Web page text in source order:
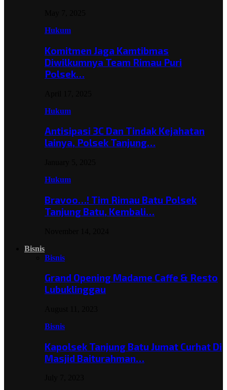
Hukum
Komitmen Jaga Kamtibmas
Diwilkumnya Team Rimau Puri
Polsek…
Hukum
Antisipasi 3C Dan Tindak Kejahatan
lainya, Polsek Tanjung…
Hukum
Bravoo…! Tim Rimau Batu Polsek
Tanjung Batu, Kembali…
Bisnis
Bisnis
Grand Opening Madame Caffe & Resto
Lubuklinggau
Bisnis
Kapolsek Tanjung Batu Jumat Curhat Di
Masjid Baiturahman…